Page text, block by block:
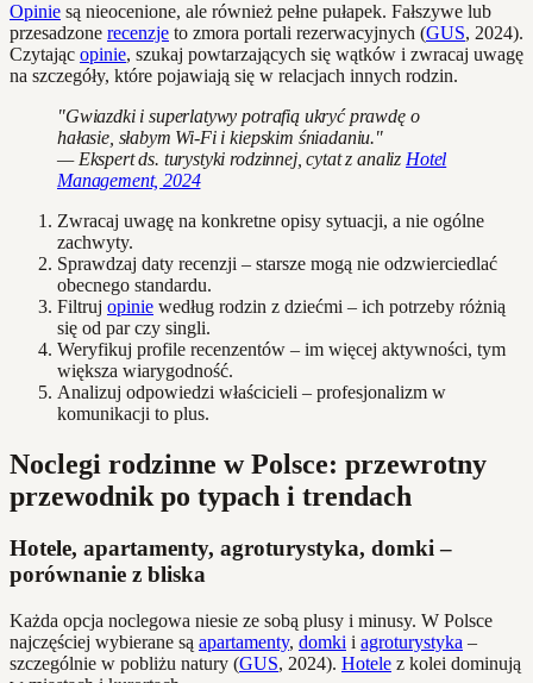
Opinie są nieocenione, ale również pełne pułapek. Fałszywe lub
przesadzone recenzje to zmora portali rezerwacyjnych (GUS, 2024).
Czytając opinie, szukaj powtarzających się wątków i zwracaj uwagę
na szczegóły, które pojawiają się w relacjach innych rodzin.
"Gwiazdki i superlatywy potrafią ukryć prawdę o
hałasie, słabym Wi-Fi i kiepskim śniadaniu."
— Ekspert ds. turystyki rodzinnej, cytat z analiz Hotel
Management, 2024
Zwracaj uwagę na konkretne opisy sytuacji, a nie ogólne
zachwyty.
Sprawdzaj daty recenzji – starsze mogą nie odzwierciedlać
obecnego standardu.
Filtruj opinie według rodzin z dziećmi – ich potrzeby różnią
się od par czy singli.
Weryfikuj profile recenzentów – im więcej aktywności, tym
większa wiarygodność.
Analizuj odpowiedzi właścicieli – profesjonalizm w
komunikacji to plus.
Noclegi rodzinne w Polsce: przewrotny
przewodnik po typach i trendach
Hotele, apartamenty, agroturystyka, domki –
porównanie z bliska
Każda opcja noclegowa niesie ze sobą plusy i minusy. W Polsce
najczęściej wybierane są apartamenty, domki i agroturystyka –
szczególnie w pobliżu natury (GUS, 2024). Hotele z kolei dominują